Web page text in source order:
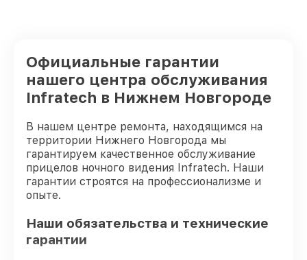
Официальные гарантии
нашего центра обслуживания
Infratech в Нижнем Новгороде
В нашем центре ремонта, находящимся на
территории Нижнего Новгорода мы
гарантируем качественное обслуживание
прицелов ночного видения Infratech. Наши
гарантии строятся на профессионализме и
опыте.
Наши обязательства и технические
гарантии